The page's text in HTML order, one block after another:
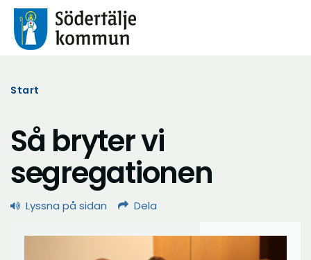
Start
Så bryter vi
segregationen
Lyssna på sidan Dela